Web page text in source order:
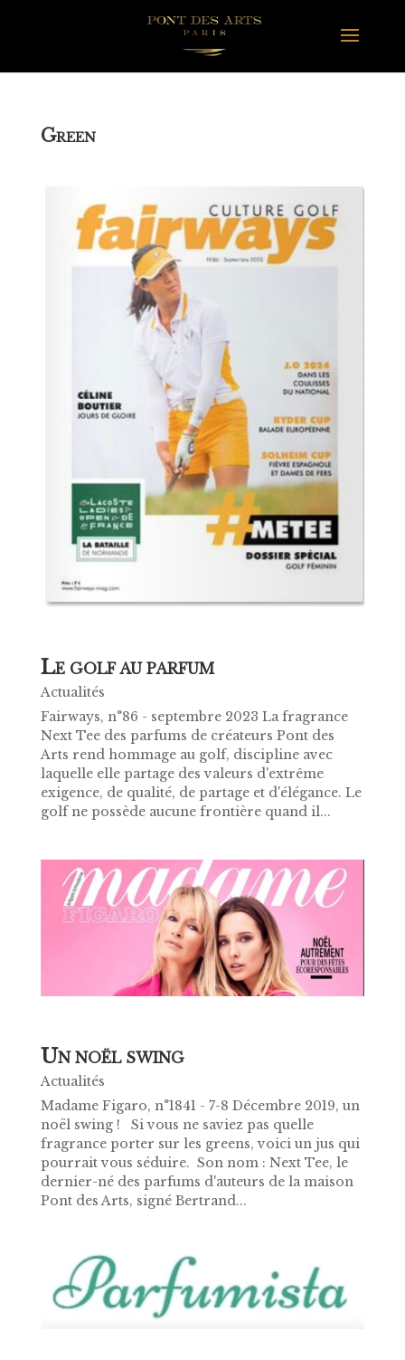
GREEN
LE GOLF AU PARFUM
Actualités
Fairways, n°86 - septembre 2023 La fragrance
Next Tee des parfums de créateurs Pont des
Arts rend hommage au golf, discipline avec
laquelle elle partage des valeurs d'extrême
exigence, de qualité, de partage et d'élégance. Le
golf ne possède aucune frontière quand il...
UN NOËL SWING
Actualités
Madame Figaro, n°1841 - 7-8 Décembre 2019, un
noël swing ! Si vous ne saviez pas quelle
fragrance porter sur les greens, voici un jus qui
pourrait vous séduire. Son nom : Next Tee, le
dernier-né des parfums d'auteurs de la maison
Pont des Arts, signé Bertrand...